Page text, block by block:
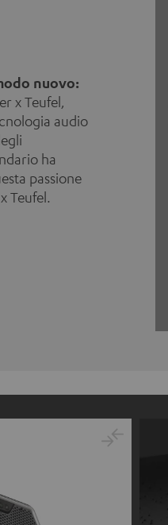
nuovo:
x Teufel,
audio
ha
passione
Teufel.